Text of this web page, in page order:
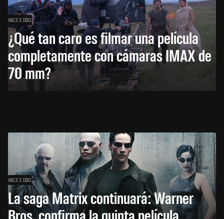
HACE 3 DÍAS
¿Qué tan caro es filmar una película
completamente con cámaras IMAX de
70 mm?
HACE 3 DÍAS
La saga Matrix continuará: Warner